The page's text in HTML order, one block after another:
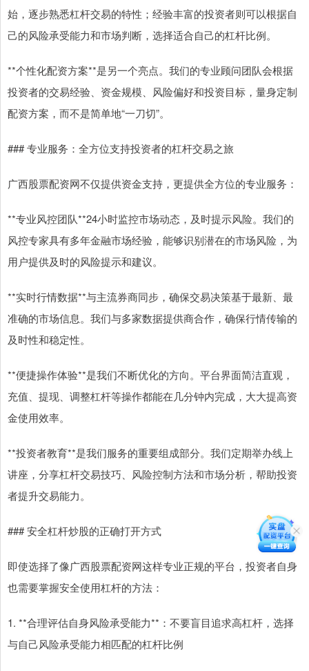
始，逐步熟悉杠杆交易的特性；经验丰富的投资者则可以根据自
己的风险承受能力和市场判断，选择适合自己的杠杆比例。
**个性化配资方案**是另一个亮点。我们的专业顾问团队会根据
投资者的交易经验、资金规模、风险偏好和投资目标，量身定制
配资方案，而不是简单地“一刀切”。
### 专业服务：全方位支持投资者的杠杆交易之旅
广西股票配资网不仅提供资金支持，更提供全方位的专业服务：
**专业风控团队**24小时监控市场动态，及时提示风险。我们的
风控专家具有多年金融市场经验，能够识别潜在的市场风险，为
用户提供及时的风险提示和建议。
**实时行情数据**与主流券商同步，确保交易决策基于最新、最
准确的市场信息。我们与多家数据提供商合作，确保行情传输的
及时性和稳定性。
**便捷操作体验**是我们不断优化的方向。平台界面简洁直观，
充值、提现、调整杠杆等操作都能在几分钟内完成，大大提高资
金使用效率。
**投资者教育**是我们服务的重要组成部分。我们定期举办线上
讲座，分享杠杆交易技巧、风险控制方法和市场分析，帮助投资
者提升交易能力。
### 安全杠杆炒股的正确打开方式
即使选择了像广西股票配资网这样专业正规的平台，投资者自身
也需要掌握安全使用杠杆的方法：
1. **合理评估自身风险承受能力**：不要盲目追求高杠杆，选择
与自己风险承受能力相匹配的杠杆比例